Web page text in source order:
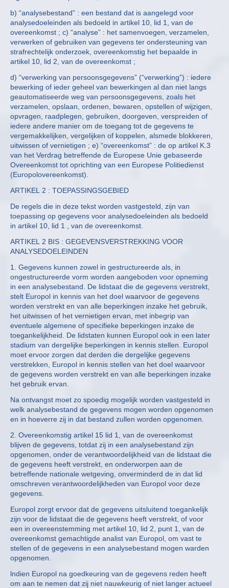
b) “analysebestand” : een bestand dat is aangelegd voor
analysedoeleinden als bedoeld in artikel 10, lid 1, van de
overeenkomst ; c) “analyse” : het samenvoegen, verzamelen,
verwerken of gebruiken van gegevens ter ondersteuning van
strafrechtelijk onderzoek, overeenkomstig het bepaalde in
artikel 10, lid 2, van de overeenkomst ;
d) “verwerking van persoonsgegevens” (“verwerking”) : iedere
bewerking of ieder geheel van bewerkingen al dan niet langs
geautomatiseerde weg van persoonsgegevens, zoals het
verzamelen, opslaan, ordenen, bewaren, opstellen of wijzigen,
opvragen, raadplegen, gebruiken, doorgeven, verspreiden of
iedere andere manier om de toegang tot de gegevens te
vergemakkelijken, vergelijken of koppelen, alsmede blokkeren,
uitwissen of vernietigen ; e) “overeenkomst” : de op artikel K.3
van het Verdrag betreffende de Europese Unie gebaseerde
Overeenkomst tot oprichting van een Europese Politiedienst
(Europolovereenkomst).
ARTIKEL 2 : TOEPASSINGSGEBIED
De regels die in deze tekst worden vastgesteld, zijn van
toepassing op gegevens voor analysedoeleinden als bedoeld
in artikel 10, lid 1 , van de overeenkomst.
ARTIKEL 2 BIS : GEGEVENSVERSTREKKING VOOR
ANALYSEDOELEINDEN
1. Gegevens kunnen zowel in gestructureerde als, in
ongestructureerde vorm worden aangeboden voor opneming
in een analysebestand. De lidstaat die de gegevens verstrekt,
stelt Europol in kennis van het doel waarvoor de gegevens
worden verstrekt en van alle beperkingen inzake het gebruik,
het uitwissen of het vernietigen ervan, met inbegrip van
eventuele algemene of specifieke beperkingen inzake de
toegankelijkheid. De lidstaten kunnen Europol ook in een later
stadium van dergelijke beperkingen in kennis stellen. Europol
moet ervoor zorgen dat derden die dergelijke gegevens
verstrekken, Europol in kennis stellen van het doel waarvoor
de gegevens worden verstrekt en van alle beperkingen inzake
het gebruik ervan.
Na ontvangst moet zo spoedig mogelijk worden vastgesteld in
welk analysebestand de gegevens mogen worden opgenomen
en in hoeverre zij in dat bestand zullen worden opgenomen.
2. Overeenkomstig artikel 15 lid 1, van de overeenkomst
blijven de gegevens, totdat zij in een analysebestand zijn
opgenomen, onder de verantwoordelijkheid van de lidstaat die
de gegevens heeft verstrekt, en onderworpen aan de
betreffende nationale wetgeving, onverminderd de in dat lid
omschreven verantwoordelijkheden van Europol voor deze
gegevens.
Europol zorgt ervoor dat de gegevens uitsluitend toegankelijk
zijn voor de lidstaat die de gegevens heeft verstrekt, of voor
een in overeenstemming met artikel 10, lid 2, punt 1, van de
overeenkomst gemachtigde analist van Europol, om vast te
stellen of de gegevens in een analysebestand mogen warden
opgenomen.
lndien Europol na goedkeuring van de gegevens reden heeft
om aan te nemen dat zij niet nauwkeurig of niet langer actueel